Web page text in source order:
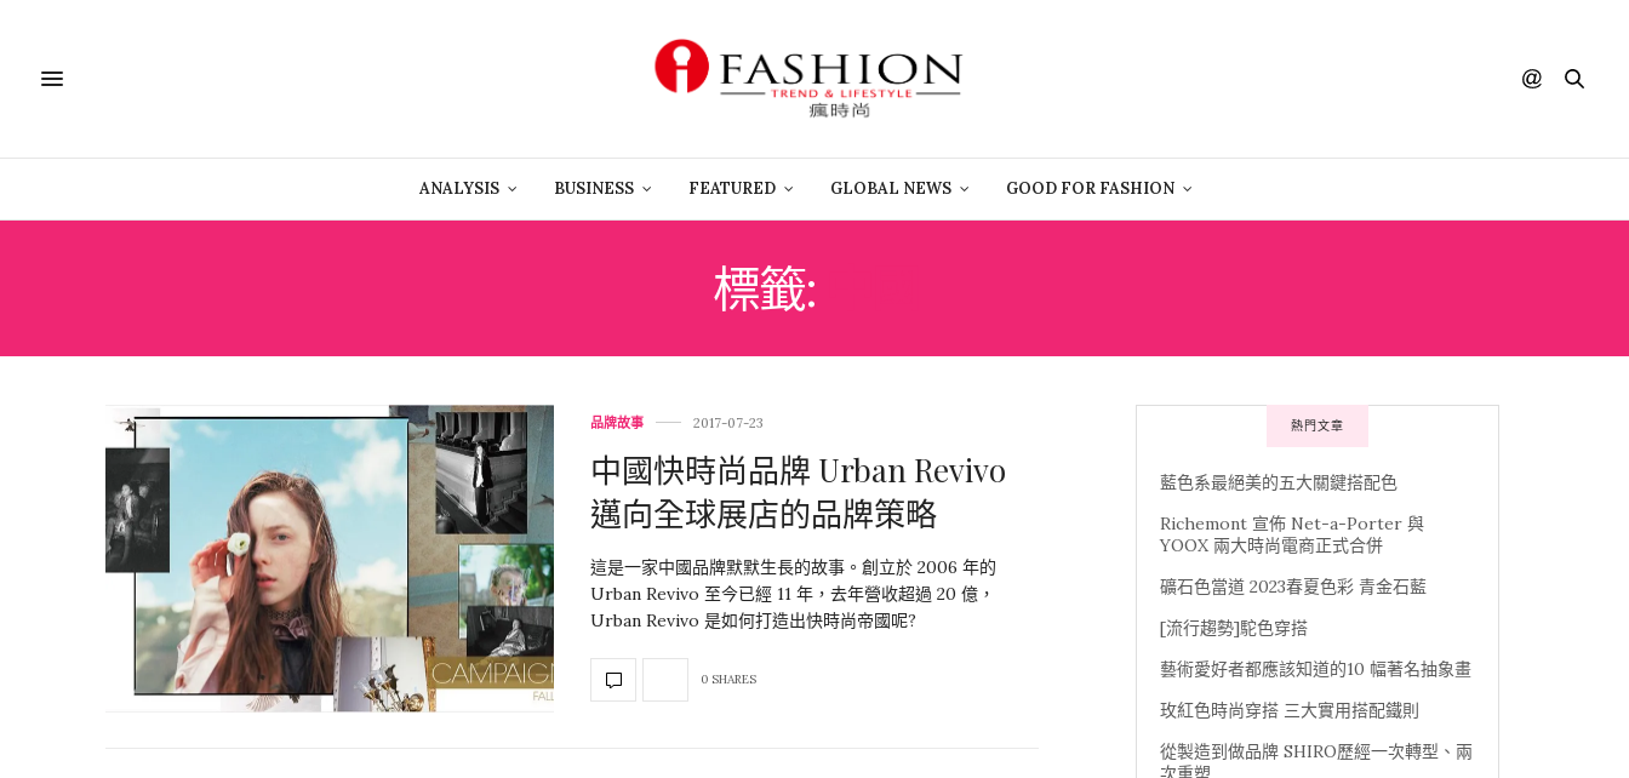
ANALYSIS BUSINESS FEATURED GLOBAL NEWS GOOD FOR FASHION
標籤:
品牌故事 2017-07-23
中國快時尚品牌 Urban Revivo
邁向全球展店的品牌策略
這是一家中國品牌默默生長的故事。創立於 2006 年的
Urban Revivo 至今已經 11 年，去年營收超過 20 億，
Urban Revivo 是如何打造出快時尚帝國呢?
0 SHARES
熱門文章
藍色系最絕美的五大關鍵搭配色
Richemont 宣佈 Net-a-Porter 與
YOOX 兩大時尚電商正式合併
礦石色當道 2023春夏色彩 青金石藍
[流行趨勢]駝色穿搭
藝術愛好者都應該知道的10 幅著名抽象畫
玫紅色時尚穿搭 三大實用搭配鐵則
從製造到做品牌 SHIRO歷經一次轉型、兩
次重塑